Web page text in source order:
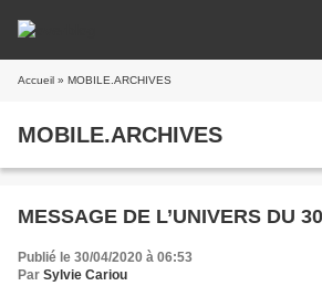
Accueil » MOBILE.ARCHIVES
MOBILE.ARCHIVES
MESSAGE DE L’UNIVERS DU
Publié le 30/04/2020 à 06:53
Par Sylvie Cariou